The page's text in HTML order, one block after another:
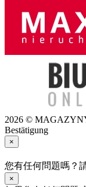
2026 ©
Bestätigung
×
您有任何問題嗎？
×